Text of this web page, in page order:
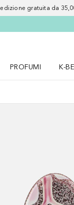
gratuita da
PROFUMI
K-